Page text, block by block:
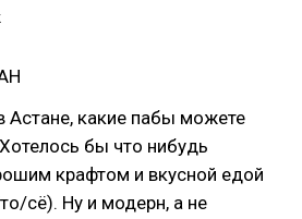
Астане, какие пабы можете
бы что нибудь
крафтом и вкусной едой
сё). Ну и модерн, а не